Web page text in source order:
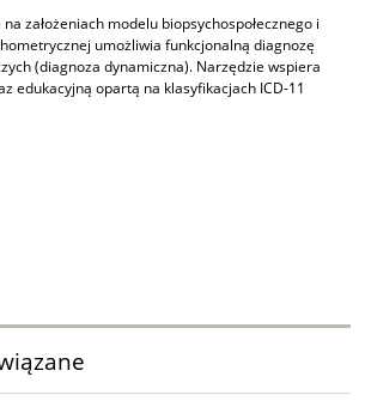
założeniach modelu biopsychospołecznego i
umożliwia funkcjonalną diagnozę
(diagnoza dynamiczna). Narzędzie wspiera
edukacyjną opartą na klasyfikacjach ICD-11